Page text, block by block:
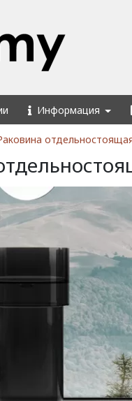
Информация